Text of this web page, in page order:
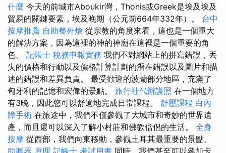
什麼 今天的前城市Aboukir灣，Thonis或Greek是埃及埃及
貿易的關鍵要素，埃及晚期（公元前664年332年）。 台中
按摩推薦 自助餐外燴 從宗教的角度來看，這也是一個重大
的解決方案，因為這裡的神的神廟在這裡是一個重要的角
色。 記帳士 稅務申報實務 我們不對網站上的拼寫錯誤，丟
失的價格和行動以及價格計算計劃的潛在錯誤以及圖片和描
述的錯誤和差異負責。 最受歡迎的波蘭部分地區，充滿了
匈牙利的記憶和宏偉的景點。 旅行社代辦護照 在一個地方
有3晚，因此您可以舒適地完成日常課程。 舒壓課程 白內
障手術 在旅途中，我們不僅參觀了大城市和奇妙的世界遺
產，而且還可以深入了解小村莊和佛教僧侶的生活。 全身
按摩 從西部，我們向東移動，參觀土耳其最重要的景點。
助聽器 原理 記帳士 考試用書 同時，我們甚至可以參加卡